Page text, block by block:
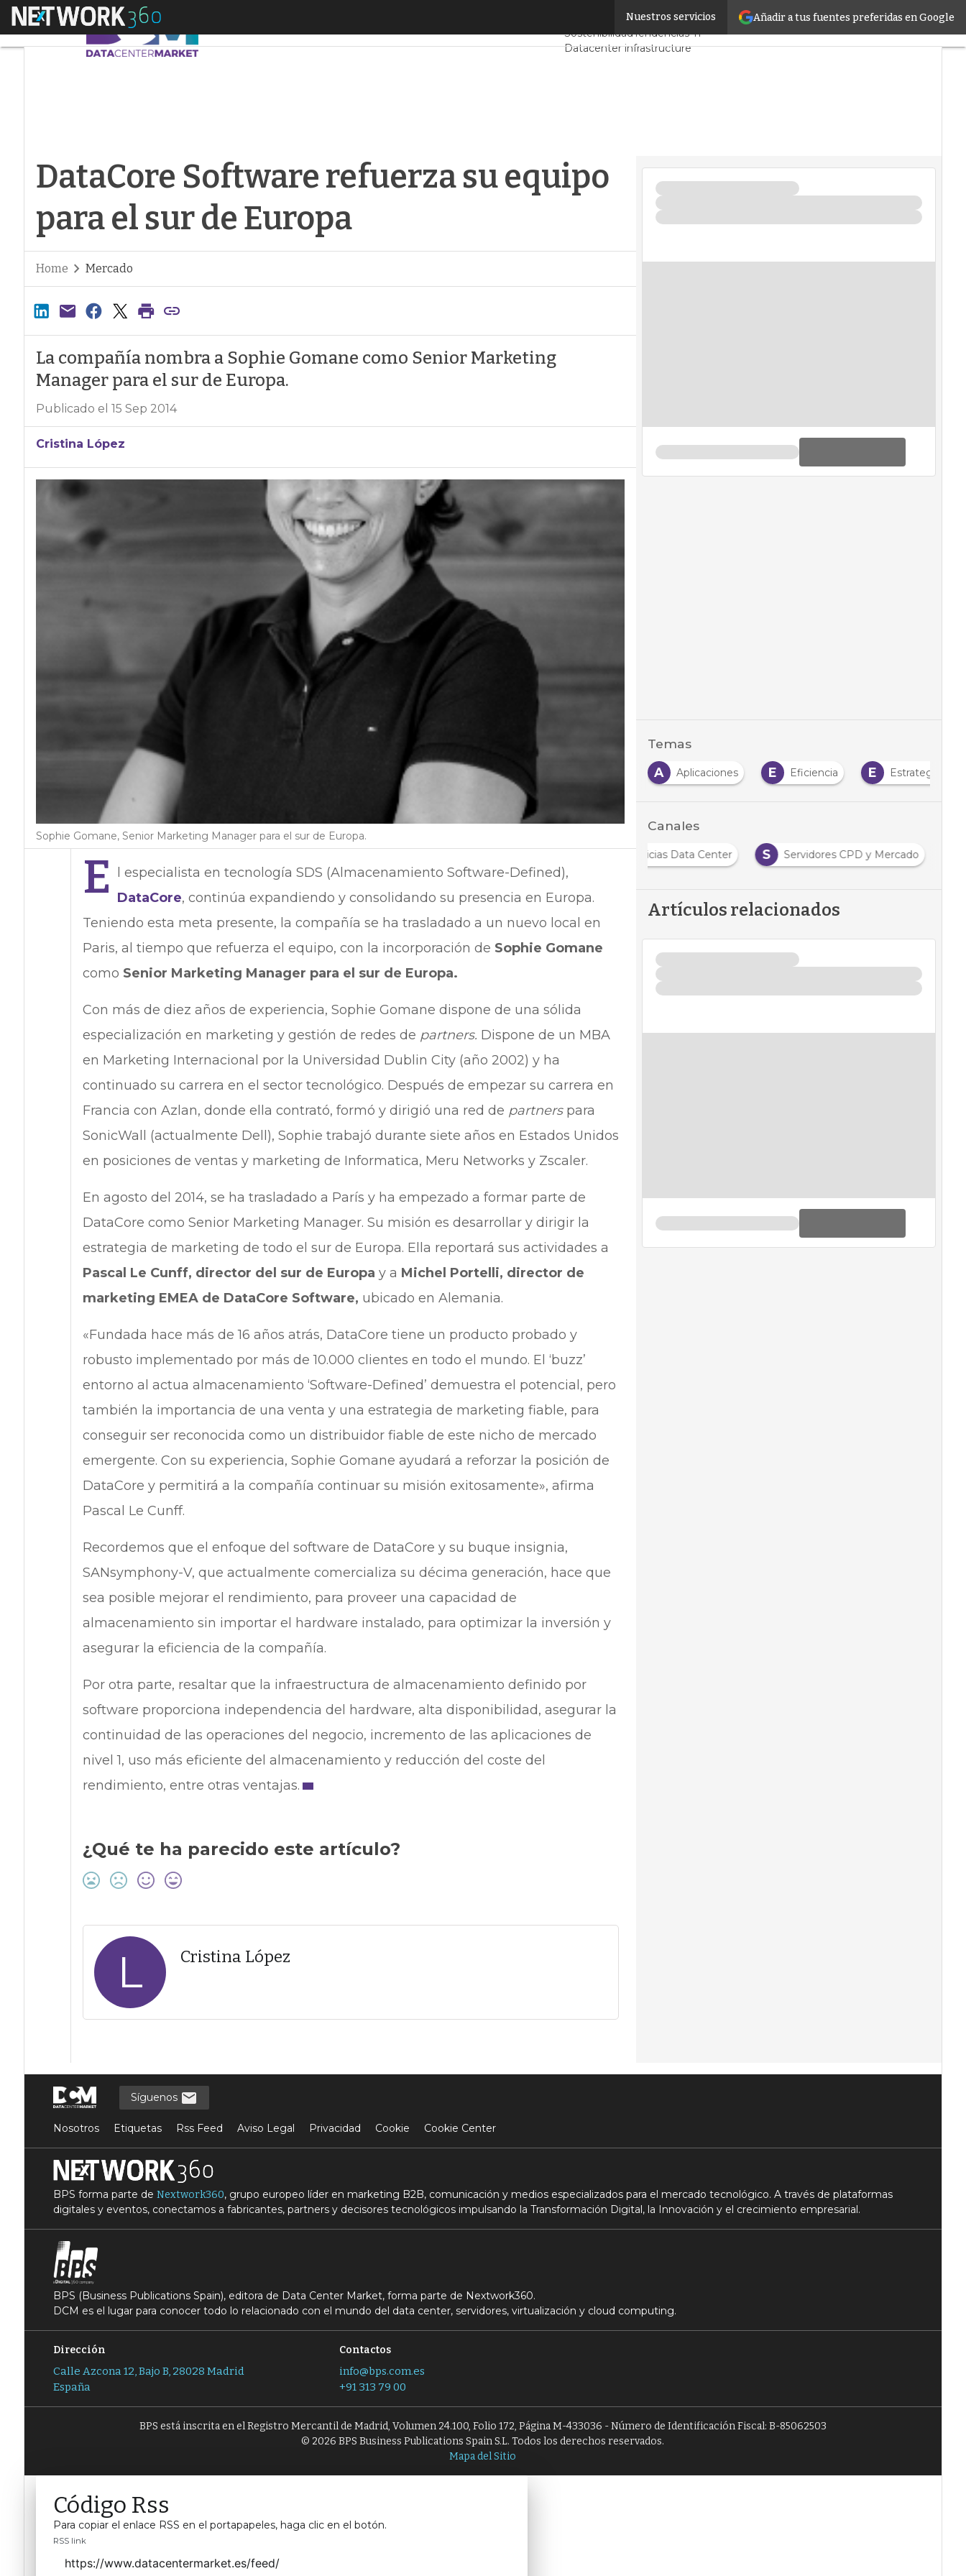
Añadir a tus fuentes preferidas en Google
Nuestros servicios
Menú Servidores CPD y MercadoProyectos
SostenibilidadTendencias TI
Datacenter infrastructure
DataCore Software refuerza su equipo
para el sur de Europa
Home Mercado
La compañía nombra a Sophie Gomane como Senior Marketing
Manager para el sur de Europa.
Publicado el 15 Sep 2014
Cristina López
Sophie Gomane, Senior Marketing Manager para el sur de Europa.
E
l especialista en tecnología SDS (Almacenamiento Software-Defined),
DataCore, continúa expandiendo y consolidando su presencia en Europa.
Teniendo esta meta presente, la compañía se ha trasladado a un nuevo local en
Paris, al tiempo que refuerza el equipo, con la incorporación de Sophie Gomane
como Senior Marketing Manager para el sur de Europa.
Con más de diez años de experiencia, Sophie Gomane dispone de una sólida
especialización en marketing y gestión de redes de partners. Dispone de un MBA
en Marketing Internacional por la Universidad Dublin City (año 2002) y ha
continuado su carrera en el sector tecnológico. Después de empezar su carrera en
Francia con Azlan, donde ella contrató, formó y dirigió una red de partnerspara
SonicWall (actualmente Dell), Sophie trabajó durante siete años en Estados Unidos
en posiciones de ventas y marketing de Informatica, Meru Networks y Zscaler.
En agosto del 2014, se ha trasladado a París y ha empezado a formar parte de
DataCore como Senior Marketing Manager. Su misión es desarrollar y dirigir la
estrategia de marketing de todo el sur de Europa. Ella reportará sus actividades a
Pascal Le Cunff, director del sur de Europa y a Michel Portelli, director de
marketing EMEA de DataCore Software, ubicado en Alemania.
«Fundada hace más de 16 años atrás, DataCore tiene un producto probado y
robusto implementado por más de 10.000 clientes en todo el mundo. El ‘buzz’
entorno al actua almacenamiento ‘Software-Defined’ demuestra el potencial, pero
también la importancia de una venta y una estrategia de marketing fiable, para
conseguir ser reconocida como un distribuidor fiable de este nicho de mercado
emergente. Con su experiencia, Sophie Gomane ayudará a reforzar la posición de
DataCore y permitirá a la compañía continuar su misión exitosamente», afirma
Pascal Le Cunff.
Recordemos que el enfoque del software de DataCore y su buque insignia,
SANsymphony-V, que actualmente comercializa su décima generación, hace que
sea posible mejorar el rendimiento, para proveer una capacidad de
almacenamiento sin importar el hardware instalado, para optimizar la inversión y
asegurar la eficiencia de la compañía.
Por otra parte, resaltar que la infraestructura de almacenamiento definido por
software proporciona independencia del hardware, alta disponibilidad, asegurar la
continuidad de las operaciones del negocio, incremento de las aplicaciones de
nivel 1, uso más eficiente del almacenamiento y reducción del coste del
rendimiento, entre otras ventajas.
¿Qué te ha parecido este artículo?
L Cristina López
Temas
A Aplicaciones E Eficiencia E Estrategia
Canales
Noticias Data Center S Servidores CPD y Mercado
Artículos relacionados
Síguenos
Nosotros Etiquetas Rss Feed Aviso Legal Privacidad Cookie Cookie Center
BPS forma parte de Nextwork360, grupo europeo líder en marketing B2B, comunicación y medios especializados para el mercado tecnológico. A través de plataformas
digitales y eventos, conectamos a fabricantes, partners y decisores tecnológicos impulsando la Transformación Digital, la Innovación y el crecimiento empresarial.
BPS (Business Publications Spain), editora de Data Center Market, forma parte de Nextwork360.
DCM es el lugar para conocer todo lo relacionado con el mundo del data center, servidores, virtualización y cloud computing.
Dirección
Calle Azcona 12, Bajo B, 28028 Madrid
España
Contactos
info@bps.com.es
+91 313 79 00
BPS está inscrita en el Registro Mercantil de Madrid, Volumen 24.100, Folio 172, Página M-433036 - Número de Identificación Fiscal: B-85062503
© 2026 BPS Business Publications Spain S.L. Todos los derechos reservados.
Mapa del Sitio
Código Rss
Para copiar el enlace RSS en el portapapeles, haga clic en el botón.
RSS link